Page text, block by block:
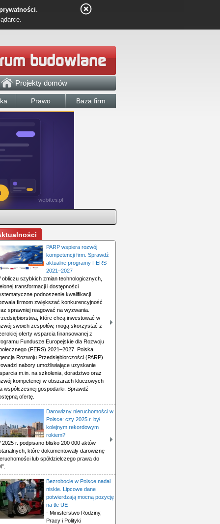
.
Projekty domów
Prawo Baza firm
PARP wspiera rozwój
kompetencji firm. Sprawdź
aktualne programy FERS
2021–2027
obliczu szybkich zmian technologicznych,
transformacji i dostępności
podnoszenie kwalifikacji
firmom zwiększać konkurencyjność
sprawniej reagować na wyzwania.
które chcą inwestować w
swoich zespołów, mogą skorzystać z
oferty wsparcia finansowanej z
Fundusze Europejskie dla Rozwoju
(FERS) 2021–2027. Polska
Rozwoju Przedsiębiorczości (PARP)
nabory umożliwiające uzyskanie
m.in. na szkolenia, doradztwo oraz
kompetencji w obszarach kluczowych
współczesnej gospodarki. Sprawdź
ofertę.
Darowizny nieruchomości w
Polsce: czy 2025 r. był
kolejnym rekordowym
rokiem?
2025 r. podpisano blisko 200 000 aktów
które dokumentowały darowiznę
lub spółdzielczego prawa do
Bezrobocie w Polsce nadal
niskie. Lipcowe dane
potwierdzają mocną pozycję
na tle UE
- Ministerstwo Rodziny,
Pracy i Polityki